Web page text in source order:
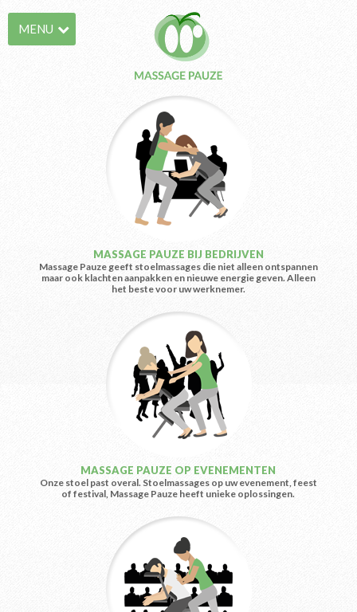
MENU
MASSAGE PAUZE BIJ BEDRIJVEN
Massage Pauze geeft stoelmassages die niet alleen ontspannen
maar ook klachten aanpakken en nieuwe energie geven. Alleen
het beste voor uw werknemer.
MASSAGE PAUZE OP EVENEMENTEN
Onze stoel past overal. Stoelmassages op uw evenement, feest
of festival, Massage Pauze heeft unieke oplossingen.